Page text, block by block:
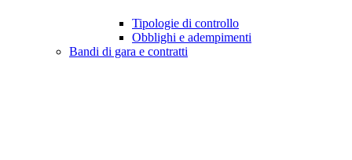
Tipologie di controllo
Obblighi e adempimenti
Bandi di gara e contratti